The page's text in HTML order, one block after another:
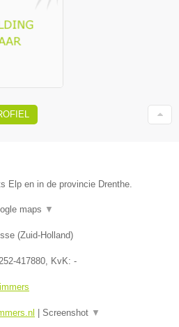
Elp en in de provincie Drenthe.
maps ▼
(Zuid-Holland)
417880, KvK: -
Screenshot ▼